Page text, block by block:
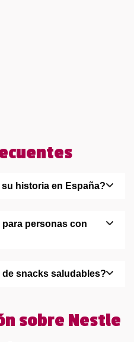
historia en España?
personas con
snacks saludables?
sobre Nestle